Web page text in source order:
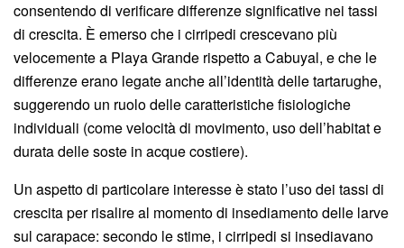
consentendo di verificare differenze significative nei tassi
di crescita. È emerso che i cirripedi crescevano più
velocemente a Playa Grande rispetto a Cabuyal, e che le
differenze erano legate anche all’identità delle tartarughe,
suggerendo un ruolo delle caratteristiche fisiologiche
individuali (come velocità di movimento, uso dell’habitat e
durata delle soste in acque costiere).
Un aspetto di particolare interesse è stato l’uso dei tassi di
crescita per risalire al momento di insediamento delle larve
sul carapace: secondo le stime, i cirripedi si insediavano